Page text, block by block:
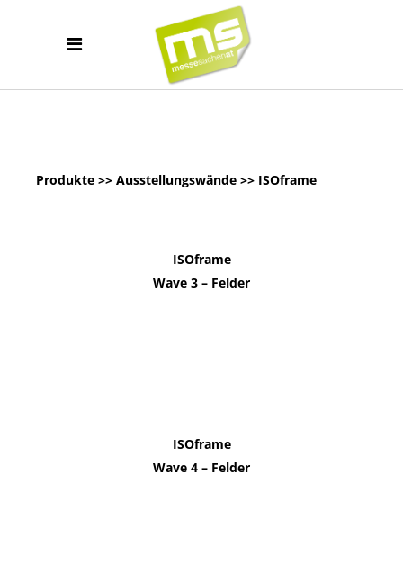
Produkte >>Ausstellungswände >> ISOframe
ISOframe
Wave 3 – Felder
ISOframe
Wave 4 – Felder